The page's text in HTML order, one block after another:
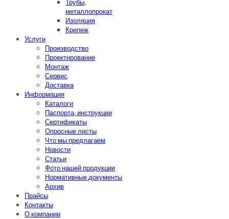
Трубы,
металлопрокат
Изоляция
Крепеж
Услуги
Производство
Проектирование
Монтаж
Сервис
Доставка
Информация
Каталоги
Паспорта, инструкции
Сертификаты
Опросные листы
Что мы предлагаем
Новости
Статьи
Фото нашей продукции
Нормативные документы
Архив
Прайсы
Контакты
О компании